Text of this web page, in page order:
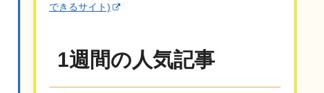
できるサイト)
1週間の人気記事